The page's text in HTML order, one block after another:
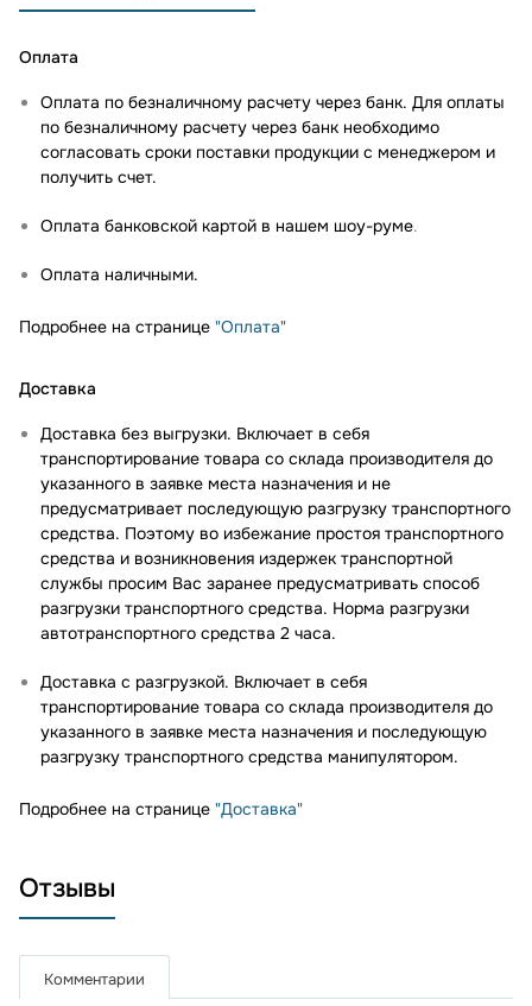
Оплата
Оплата по безналичному расчету через банк. Для оплаты
по безналичному расчету через банк необходимо
согласовать сроки поставки продукции с менеджером и
получить счет.
Оплата банковской картой в нашем шоу-руме.
Оплата наличными.
Подробнее на странице "Оплата"
Доставка
Доставка без выгрузки. Включает в себя
транспортирование товара со склада производителя до
указанного в заявке места назначения и не
предусматривает последующую разгрузку транспортного
средства. Поэтому во избежание простоя транспортного
средства и возникновения издержек транспортной
службы просим Вас заранее предусматривать способ
разгрузки транспортного средства. Норма разгрузки
автотранспортного средства 2 часа.
Доставка с разгрузкой. Включает в себя
транспортирование товара со склада производителя до
указанного в заявке места назначения и последующую
разгрузку транспортного средства манипулятором.
Подробнее на странице "Доставка"
Отзывы
Комментарии